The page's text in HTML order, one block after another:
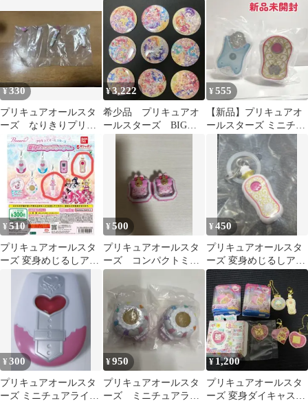
コレクションSP4
スターズF/クリアステ
ッカー3枚
¥330
プリキュアオールスタ
ーズ なりきりプリキ
ュアDX2～ファイトコ
レクション～
¥3,222
希少品 プリキュアオ
ールスターズ BIG缶
バッジ 20周年 9個
¥555
【新品】プリキュアオ
ールスターズ ミニチュ
アライトセレクション
２ 2点セット
¥510
プリキュアオールスタ
ーズ 変身めじるしアク
セサリー2個セット
¥500
プリキュアオールスタ
ーズ コンパクトミラ
ーコレクションSP3 2個
セット
¥450
プリキュアオールスタ
ーズ 変身めじるしアク
セサリー ココロパフュ
ーム
¥300
プリキュアオールスタ
ーズ ミニチュアライト
¥950
プリキュアオールスタ
ーズ ミニチュアライ
¥ 1,200
プリキュアオールスタ
ーズ 変身ダイキャスト